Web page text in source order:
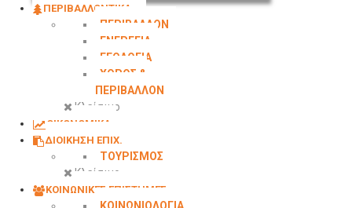
ΠΕΡΙΒΑΛΛΟΝΤΙΚΑ
ΠΕΡΙΒΑΛΛΟΝ
ΕΝΕΡΓΕΙΑ
ΓΕΩΛΟΓΙΑ
ΧΩΡΟΣ &
ΠΕΡΙΒΑΛΛΟΝ
Κλείσιμο
ΟΙΚΟΝΟΜΙΚΑ
ΔΙΟΙΚΗΣΗ ΕΠΙΧ.
ΤΟΥΡΙΣΜΟΣ
Κλείσιμο
ΚΟΙΝΩΝΙΚΕΣ ΕΠΙΣΤΗΜΕΣ